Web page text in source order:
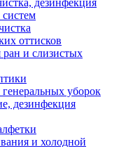
дезинфекция
оттисков
и слизистых
уборок
дезинфекция
и холодной